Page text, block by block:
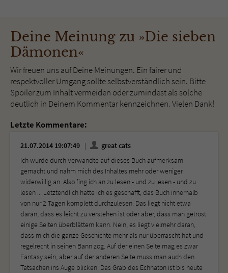
Deine Meinung zu »Die sieben
Dämonen«
Wir freuen uns auf Deine Meinungen. Ein fairer und
respektvoller Umgang sollte selbstverständlich sein. Bitte
Spoiler zum Inhalt vermeiden oder zumindest als solche
deutlich in Deinem Kommentar kennzeichnen. Vielen Dank!
Letzte Kommentare:
21.07.2014 19:07:49
great cats
Ich wurde durch Verwandte auf dieses Buch aufmerksam
gemacht und nahm mich des Inhaltes mehr oder weniger
widerwillig an. Also fing ich an zu lesen - und zu lesen - und zu
lesen ... Letztendlich hatte ich es geschafft, das Buch innerhalb
von nur 2 Tagen komplett durchzulesen. Das liegt nicht etwa
daran, dass es leicht zu verstehen ist oder aber, dass man getrost
einige Seiten überblättern kann. Nein, es liegt vielmehr daran,
dass mich die ganze Geschichte mehr als nur überrascht hat und
regelrecht in seinen Bann zog. Auf der einen Seite mag es zwar
Fantasy sein, aber auf der anderen Seite muss man auch den
Tatsachen ins Auge blicken. Das Grab des Echnaton ist bis heute